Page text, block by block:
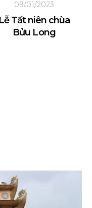
09/01/2023
Lễ Tất niên chùa
Bửu Long